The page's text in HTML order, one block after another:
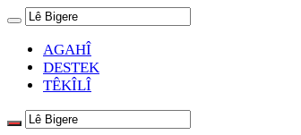
AGAHÎ
DESTEK
TÊKÎLÎ